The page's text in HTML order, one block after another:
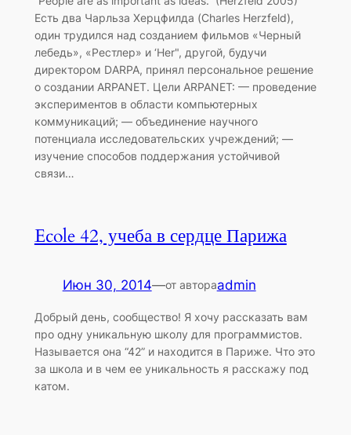
Есть два Чарльза Херцфилда (Charles Herzfeld),
один трудился над созданием фильмов «Черный
лебедь», «Рестлер» и ‘Her", другой, будучи
директором DARPA, принял персональное решение
о создании ARPANET. Цели ARPANET: — проведение
экспериментов в области компьютерных
коммуникаций; — объединение научного
потенциала исследовательских учреждений; —
изучение способов поддержания устойчивой
связи…
Ecole 42, учеба в сердце Парижа
Июн 30, 2014—от автораadmin
Добрый день, сообщество! Я хочу рассказать вам
про одну уникальную школу для программистов.
Называется она “42” и находится в Париже. Что это
за школа и в чем ее уникальность я расскажу под
катом.